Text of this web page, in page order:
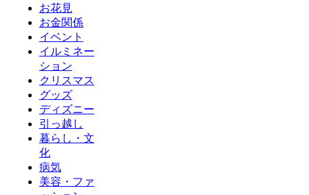
お花見
お金関係
イベント
イルミネー
ション
クリスマス
グッズ
ディズニー
引っ越し
暮らし・文
化
病気
美容・ファ